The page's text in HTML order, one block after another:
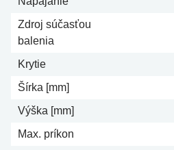
Zdroj súčasťou
balenia
Krytie
Šírka [mm]
Výška [mm]
Max. príkon